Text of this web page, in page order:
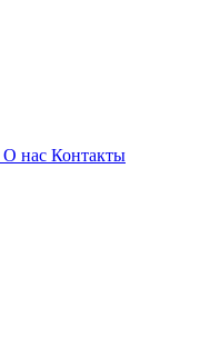
О нас Контакты